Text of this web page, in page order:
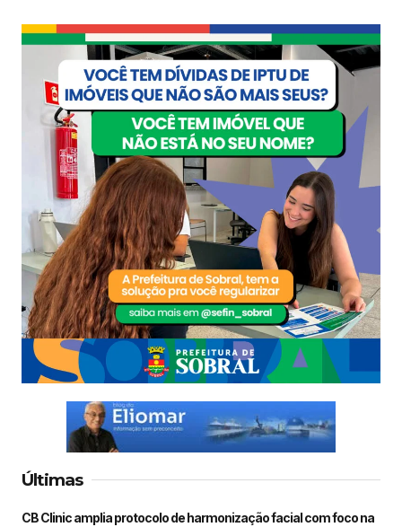
Últimas
CB Clinic amplia protocolo de harmonização facial com foco na